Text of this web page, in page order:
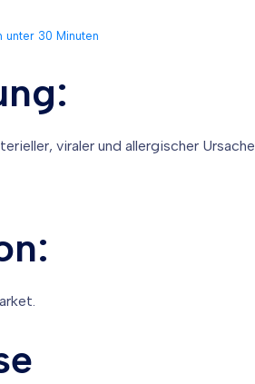
unter 30 Minuten
viraler und allergischer Ursache